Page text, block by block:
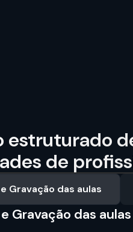
estruturado
de
Gravação das aulas
Gravação das aulas